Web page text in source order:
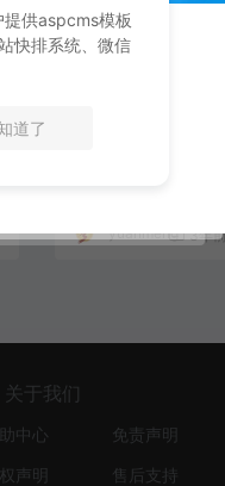
30
Pbootcms生物科
yuanmeng 3年
关于我们
中心
免责声明
声明
售后支持
提供aspcms模板
快排系统、微信
道了